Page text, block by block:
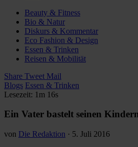
Beauty & Fitness
Bio & Natur
Diskurs & Kommentar
Eco Fashion & Design
Essen & Trinken
Reisen & Mobilität
Share Tweet Mail
Blogs Essen & Trinken
Lesezeit: 1m 16s
Ein Vater bastelt seinen
von Die Redaktion · 5. Juli 2016